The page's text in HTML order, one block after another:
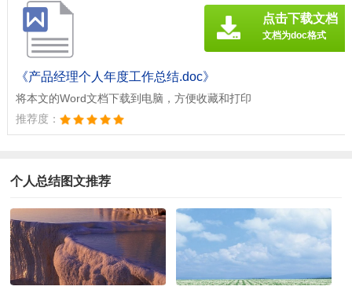
《产品经理个人年度工作总结.doc》
将本文的Word文档下载到电脑，方便收藏和打印
推荐度：
点击下载文档
文档为doc格式
个人总结图文推荐